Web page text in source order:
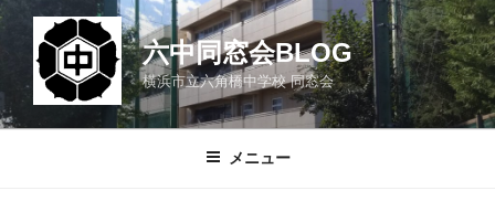
コ
ン
ツ
六中同窓会BLOG
横浜市立六角橋中学校 同窓会
メニュー